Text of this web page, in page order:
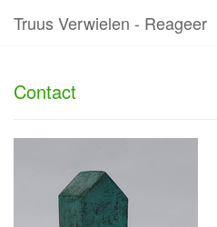
Truus Verwielen - Reageer
Contact